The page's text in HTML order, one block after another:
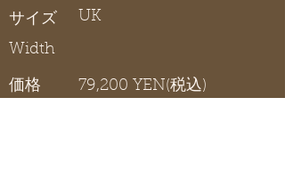
サイズ
Width
UK
価格 79,200 YEN(税込)